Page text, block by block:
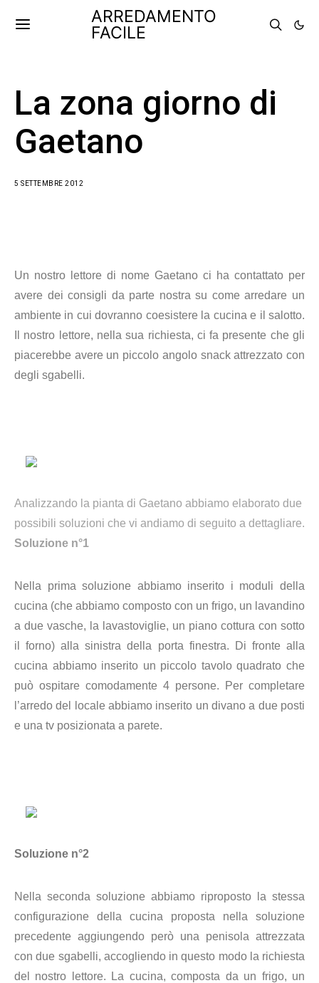
ARREDAMENTO
FACILE
La zona giorno di
Gaetano
5 SETTEMBRE 2012
Un nostro lettore di nome Gaetano ci ha contattato per
avere dei consigli da parte nostra su come arredare un
ambiente in cui dovranno coesistere la cucina e il salotto.
Il nostro lettore, nella sua richiesta, ci fa presente che gli
piacerebbe avere un piccolo angolo snack attrezzato con
degli sgabelli.
Analizzando la pianta di Gaetano abbiamo elaborato due
possibili soluzioni che vi andiamo di seguito a dettagliare.
Soluzione n°1
Nella prima soluzione abbiamo inserito i moduli della
cucina (che abbiamo composto con un frigo, un lavandino
a due vasche, la lavastoviglie, un piano cottura con sotto
il forno) alla sinistra della porta finestra. Di fronte alla
cucina abbiamo inserito un piccolo tavolo quadrato che
può ospitare comodamente 4 persone. Per completare
l’arredo del locale abbiamo inserito un divano a due posti
e una tv posizionata a parete.
Soluzione n°2
Nella seconda soluzione abbiamo riproposto la stessa
configurazione della cucina proposta nella soluzione
precedente aggiungendo però una penisola attrezzata
con due sgabelli, accogliendo in questo modo la richiesta
del nostro lettore. La cucina, composta da un frigo, un